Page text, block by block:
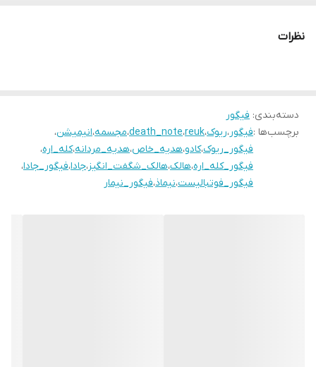
نظرات
دسته‌بندی: فیگور
برچسب‌ها :فیگور،ریوک،reuk،death_note،مجسمه،انیمیشن،
فیگور_ریوک،کادو،هدیه_خاص،هدیه_مردانه،کله_اره،
فیگور_کله_اره،هالک،هالک_شگفت_انگیز،جادا،فیگور_جادا،
فیگور_فوتبالیست،نیماذ،فیگور_نیمار